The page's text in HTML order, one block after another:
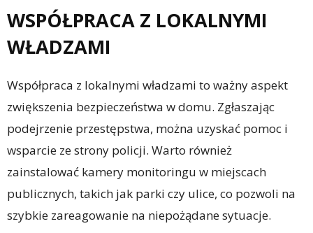
WSPÓŁPRACA Z LOKALNYMI
WŁADZAMI
Współpraca z lokalnymi władzami to ważny aspekt
zwiększenia bezpieczeństwa w domu. Zgłaszając
podejrzenie przestępstwa, można uzyskać pomoc i
wsparcie ze strony policji. Warto również
zainstalować kamery monitoringu w miejscach
publicznych, takich jak parki czy ulice, co pozwoli na
szybkie zareagowanie na niepożądane sytuacje.